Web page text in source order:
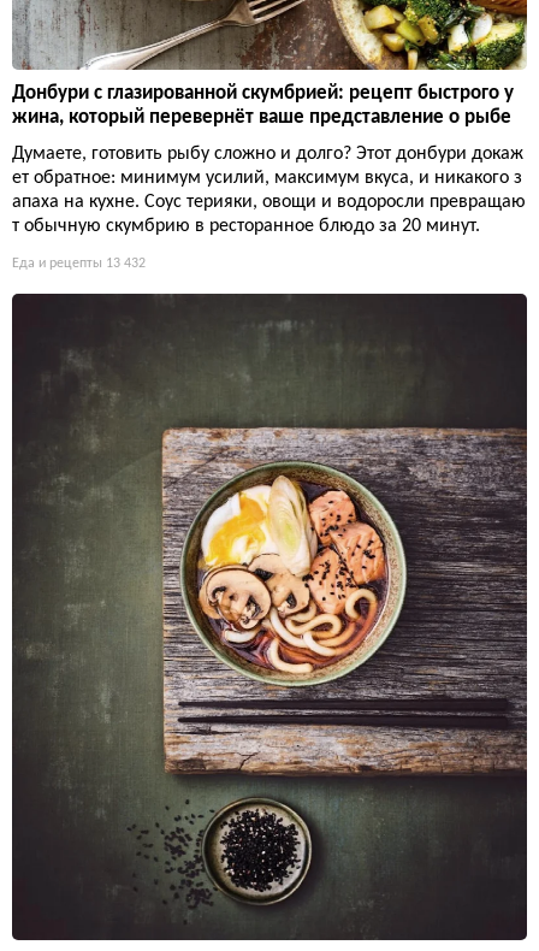
Донбури с глазированной скумбрией: рецепт быстрого у
жина, который перевернёт ваше представление о рыбе
Думаете, готовить рыбу сложно и долго? Этот донбури докаж
ет обратное: минимум усилий, максимум вкуса, и никакого з
апаха на кухне. Соус терияки, овощи и водоросли превращаю
т обычную скумбрию в ресторанное блюдо за 20 минут.
Еда и рецепты 13 432